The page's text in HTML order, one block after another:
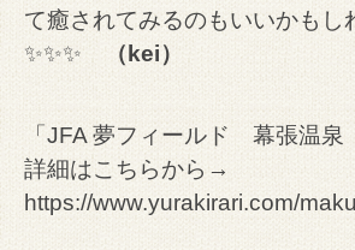
て癒されてみるのもいいかもし
✨✨✨
（kei）
「JFA 夢フィールド 幕張温
詳細はこちらから→
https://www.yurakirari.com/